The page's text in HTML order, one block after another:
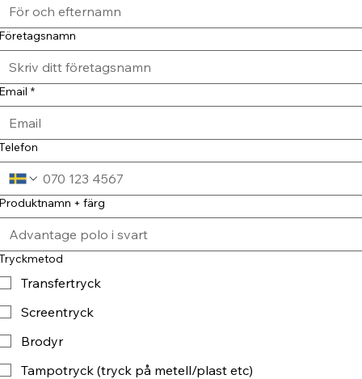
*
+ färg
Transfertryck
Screentryck
Brodyr
Tampotryck (tryck på metell/plast etc)